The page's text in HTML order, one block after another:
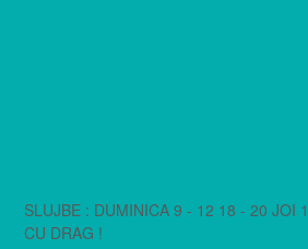
SLUJBE : DUMINICA 9 - 12 18 - 20 JOI
CU DRAG !